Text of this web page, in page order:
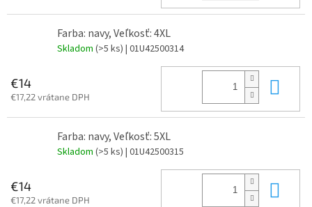
Farba: navy, Veľkosť: 4XL
Skladom (>5 ks) | 01U42500314
€14
€17,22 vrátane DPH
Farba: navy, Veľkosť: 5XL
Skladom (>5 ks) | 01U42500315
€14
€17,22 vrátane DPH